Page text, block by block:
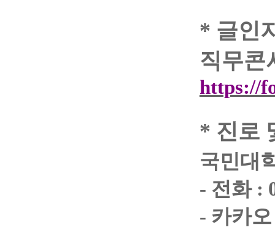
* 글인
직무
https://
* 진로
국민대
- 전화 :
- 카카